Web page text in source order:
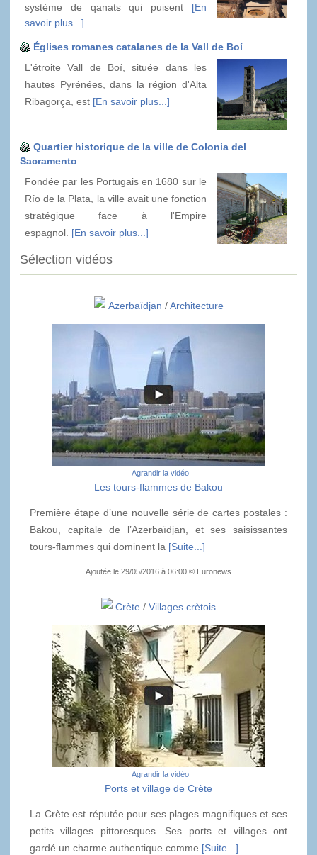
système de qanats qui puisent [En
savoir plus...]
Églises romanes catalanes de la Vall de Boí
L'étroite Vall de Boí, située dans les
hautes Pyrénées, dans la région d'Alta
Ribagorça, est [En savoir plus...]
Quartier historique de la ville de Colonia del
Sacramento
Fondée par les Portugais en 1680 sur le
Río de la Plata, la ville avait une fonction
stratégique face à l'Empire
espagnol. [En savoir plus...]
Sélection vidéos
Azerbaïdjan /Architecture
Agrandir la vidéo
Les tours-flammes de Bakou
Première étape d’une nouvelle série de cartes postales :
Bakou, capitale de l’Azerbaïdjan, et ses saisissantes
tours-flammes qui dominent la [Suite...]
Ajoutée le 29/05/2016 à 06:00 © Euronews
Crète / Villages crètois
Agrandir la vidéo
Ports et village de Crète
La Crète est réputée pour ses plages magnifiques et ses
petits villages pittoresques. Ses ports et villages ont
gardé un charme authentique comme [Suite...]